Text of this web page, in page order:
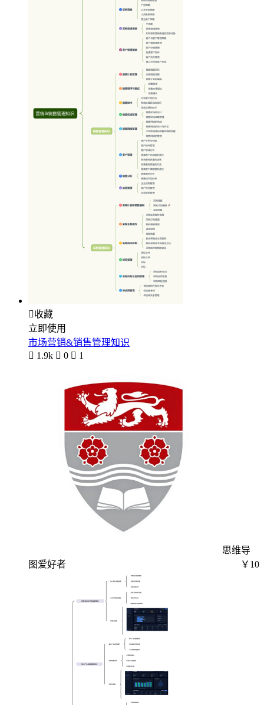
收藏
立即使用
市场营销&销售管理知识
 1.9k  0  1
思维导
图爱好者
￥10